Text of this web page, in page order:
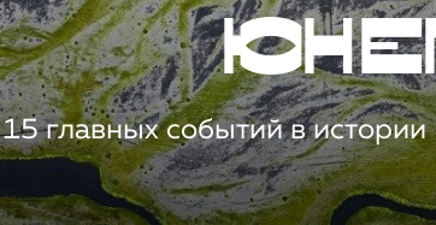
15 главных событий в